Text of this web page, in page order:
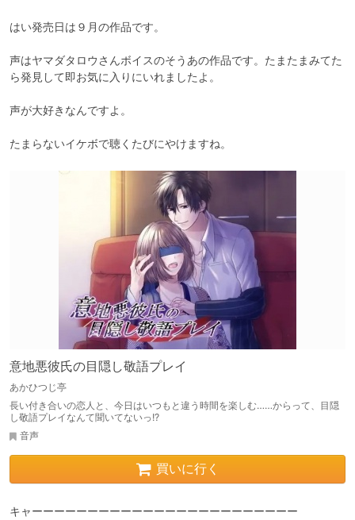
はい発売日は９月の作品です。
声はヤマダタロウさんボイスのそうあの作品です。たまたまみてた
ら発見して即お気に入りにいれましたよ。
声が大好きなんですよ。
たまらないイケボで聴くたびにやけますね。
意地悪彼氏の目隠し敬語プレイ
あかひつじ亭
長い付き合いの恋人と、今日はいつもと違う時間を楽しむ……からって、目隠
し敬語プレイなんて聞いてないっ!?
音声
買いに行く
キャーーーーーーーーーーーーーーーーーーーーーーーー